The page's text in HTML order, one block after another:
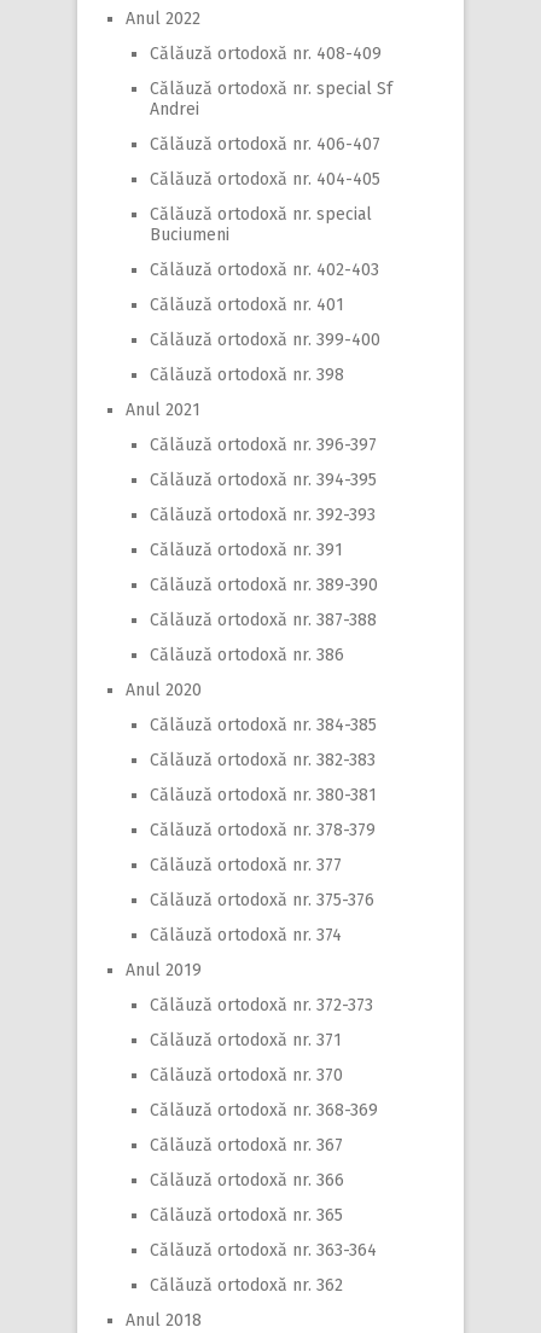
Anul 2022
Călăuză ortodoxă nr. 408-409
Călăuză ortodoxă nr. special Sf
Andrei
Călăuză ortodoxă nr. 406-407
Călăuză ortodoxă nr. 404-405
Călăuză ortodoxă nr. special
Buciumeni
Călăuză ortodoxă nr. 402-403
Călăuză ortodoxă nr. 401
Călăuză ortodoxă nr. 399-400
Călăuză ortodoxă nr. 398
Anul 2021
Călăuză ortodoxă nr. 396-397
Călăuză ortodoxă nr. 394-395
Călăuză ortodoxă nr. 392-393
Călăuză ortodoxă nr. 391
Călăuză ortodoxă nr. 389-390
Călăuză ortodoxă nr. 387-388
Călăuză ortodoxă nr. 386
Anul 2020
Călăuză ortodoxă nr. 384-385
Călăuză ortodoxă nr. 382-383
Călăuză ortodoxă nr. 380-381
Călăuză ortodoxă nr. 378-379
Călăuză ortodoxă nr. 377
Călăuză ortodoxă nr. 375-376
Călăuză ortodoxă nr. 374
Anul 2019
Călăuză ortodoxă nr. 372-373
Călăuză ortodoxă nr. 371
Călăuză ortodoxă nr. 370
Călăuză ortodoxă nr. 368-369
Călăuză ortodoxă nr. 367
Călăuză ortodoxă nr. 366
Călăuză ortodoxă nr. 365
Călăuză ortodoxă nr. 363-364
Călăuză ortodoxă nr. 362
Anul 2018